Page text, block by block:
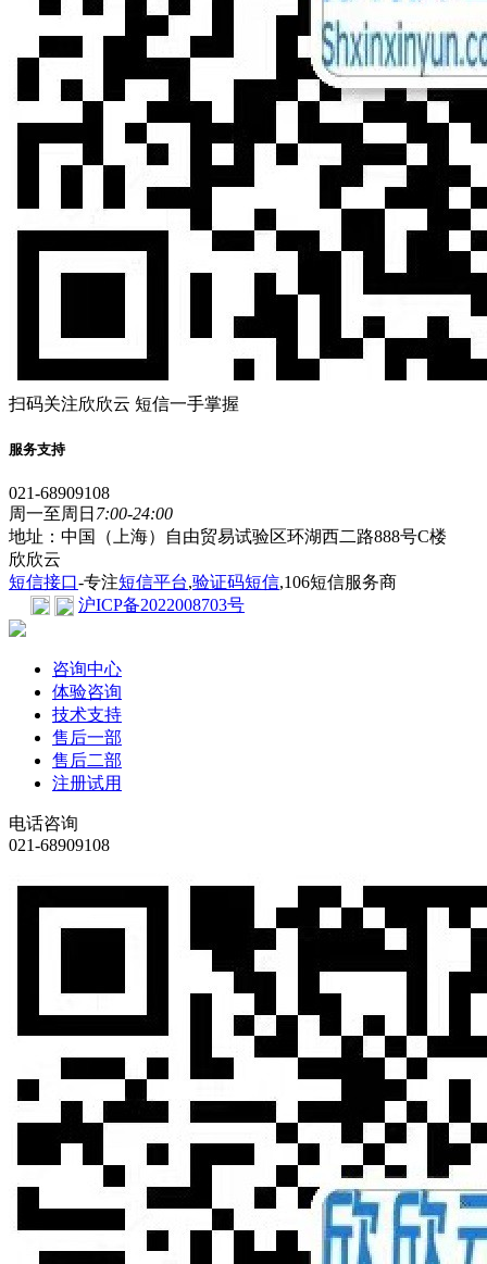
扫码关注欣欣云 短信一手掌握
服务支持
021-68909108
周一至周日 7:00-24:00
地址：中国（上海）自由贸易试验区环湖西二路888号C楼
欣欣云
短信接口-专注短信平台,验证码短信,106短信服务商
沪ICP备2022008703号
咨询中心
体验咨询
技术支持
售后一部
售后二部
注册试用
电话咨询
021-68909108